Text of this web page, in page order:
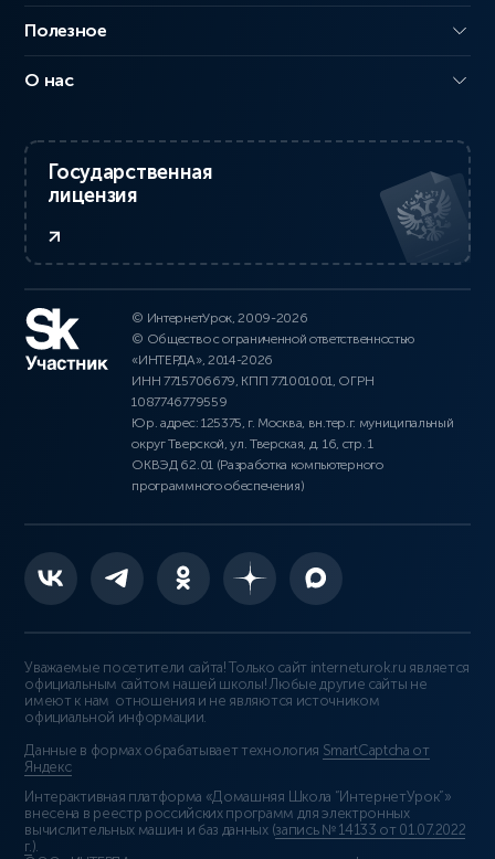
Полезное
О нас
Государственная
лицензия
© ИнтернетУрок, 2009-2026
© Общество с ограниченной ответственностью
«ИНТЕРДА», 2014-2026
ИНН 7715706679, КПП 771001001, ОГРН
1087746779559
Юр. адрес: 125375, г. Москва, вн.тер.г. муниципальный
округ Тверской, ул. Тверская, д. 16, стр. 1
ОКВЭД 62.01 (Разработка компьютерного
программного обеспечения)
Уважаемые посетители сайта! Только сайт interneturok.ru является
официальным сайтом нашей школы! Любые другие сайты не
имеют к нам отношения и не являются источником
официальной информации.
Данные в формах обрабатывает технология SmartCaptcha от
Яндекс
Интерактивная платформа «Домашняя Школа “ИнтернетУрок”»
внесена в реестр российских программ для электронных
вычислительных машин и баз данных (запись № 14133 от 01.07.2022
г.).